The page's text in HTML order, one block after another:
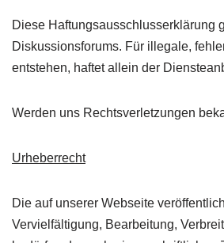
Diese Haftungsausschlusserklärung
Diskussionsforums. Für illegale,
entstehen, haftet allein der
Werden uns Rechtsverletzungen
Urheberrecht
Die auf unserer Webseite
Vervielfältigung, Bearbeitung,